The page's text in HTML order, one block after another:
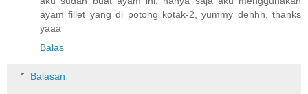
ayam fillet yang di potong kotak-2, yummy dehhh, thanks
yaaa
Balas
Balasan